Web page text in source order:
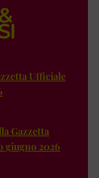
Ufficiale
Gazzetta
giugno 2026